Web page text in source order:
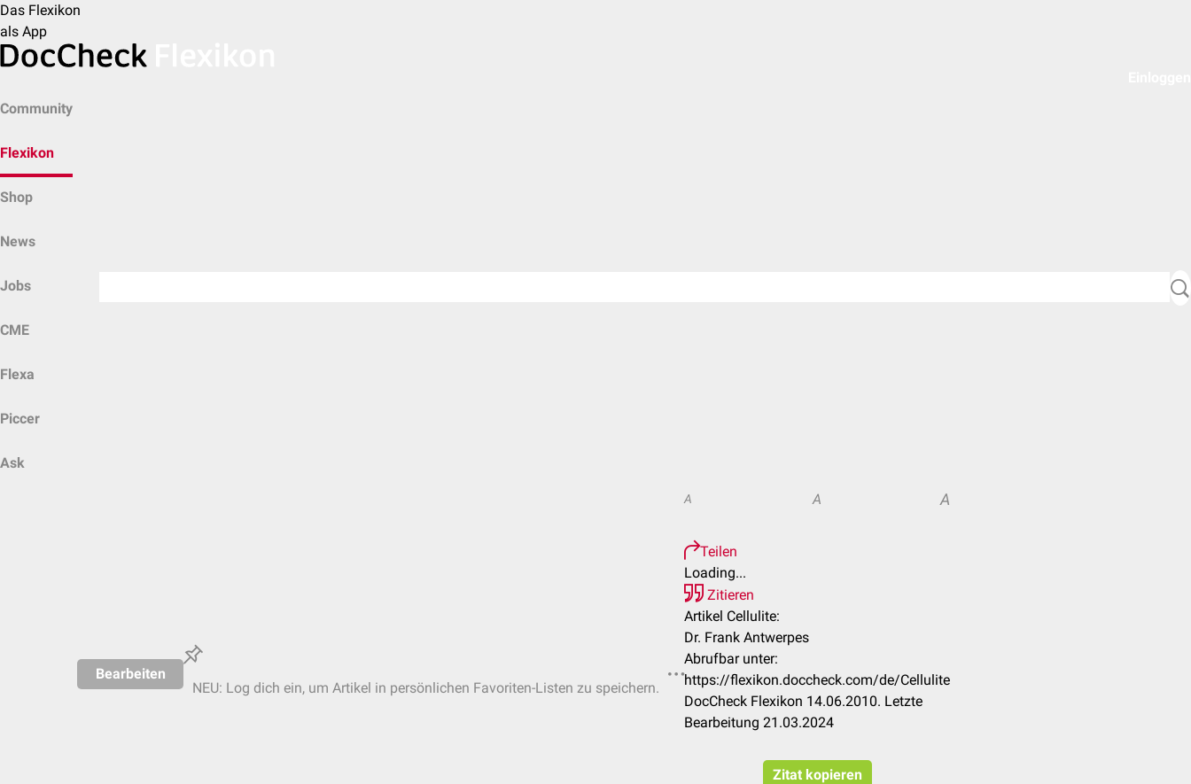
Das Flexikon
als App
Community
Flexikon
Shop
News
Jobs
CME
Flexa
Piccer
Ask
Bearbeiten
NEU: Log dich ein, um Artikel in persönlichen Favoriten-Listen zu speichern.
A A A
Teilen
Loading...
Zitieren
Artikel Cellulite:
Dr. Frank Antwerpes
Abrufbar unter:
https://flexikon.doccheck.com/de/Cellulite
DocCheck Flexikon 14.06.2010. Letzte
Bearbeitung 21.03.2024
Zitat kopieren